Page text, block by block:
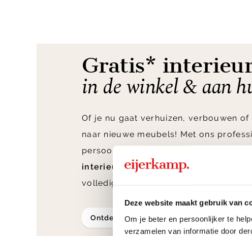
Deze website maakt gebruik van
Om je beter en persoonlijker te
verzamelen van informatie door
Gratis*
in de winkel & aan
Of je nu gaat verhuizen, verbouwen of
naar nieuwe meubels! Met ons
persoonlijke interieuradvies ontvang je
interieuradvies van Nederland
volledig afgestemd op jouw
ontdek meer